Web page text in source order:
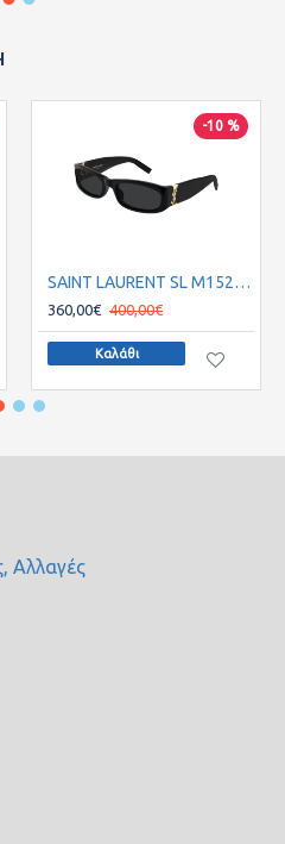
-10 %
SAINT LAURENT SL M152S 001 55
360,00€ 400,00€
Καλάθι
Αλλαγές